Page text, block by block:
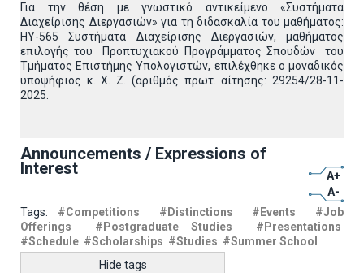
Για την θέση με γνωστικό αντικείμενο «Συστήματα
Διαχείρισης Διεργασιών» για τη διδασκαλία του μαθήματος:
ΗΥ-565 Συστήματα Διαχείρισης Διεργασιών, μαθήματος
επιλογής του Προπτυχιακού Προγράμματος Σπουδών του
Τμήματος Επιστήμης Υπολογιστών, επιλέχθηκε ο μοναδικός
υποψήφιος κ. Χ. Ζ. (αριθμός πρωτ. αίτησης: 29254/28-11-
2025.
Announcements / Expressions of
Interest
A+
A-
Tags: #Competitions #Distinctions #Events
#Job
Offerings
#Postgraduate Studies
#Presentations
#Schedule #Scholarships #Studies #Summer School
Hide tags